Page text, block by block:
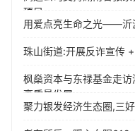
项目
用爱点亮生命之光——沂
珠山街道:开展反诈宣传
枫燊资本与东禄基金走访浙江方略生物
高质量发展
聚力银发经济生态圈,三